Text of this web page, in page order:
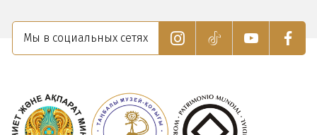
23 Декабря 2025
Мы в социальных сетях